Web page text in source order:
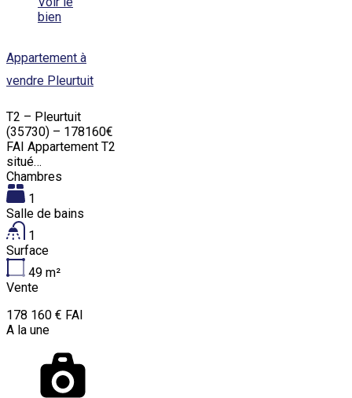
bien
Appartement à
vendre Pleurtuit
T2 – Pleurtuit
(35730) – 178160€
FAI Appartement T2
situé…
Chambres
1
Salle de bains
1
Surface
49 m²
Vente
178 160 € FAI
A la une